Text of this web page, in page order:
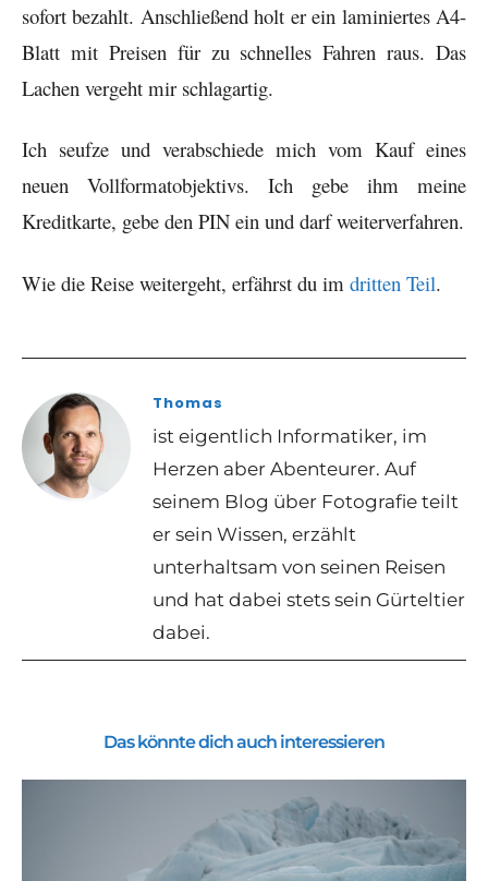
sofort bezahlt. Anschließend holt er ein laminiertes A4-
Blatt mit Preisen für zu schnelles Fahren raus. Das
Lachen vergeht mir schlagartig.
Ich seufze und verabschiede mich vom Kauf eines
neuen Vollformatobjektivs. Ich gebe ihm meine
Kreditkarte, gebe den PIN ein und darf weiterverfahren.
Wie die Reise weitergeht, erfährst du im dritten Teil.
Thomas
ist eigentlich Informatiker, im
Herzen aber Abenteurer. Auf
seinem Blog über Fotografie teilt
er sein Wissen, erzählt
unterhaltsam von seinen Reisen
und hat dabei stets sein Gürteltier
dabei.
Das könnte dich auch interessieren